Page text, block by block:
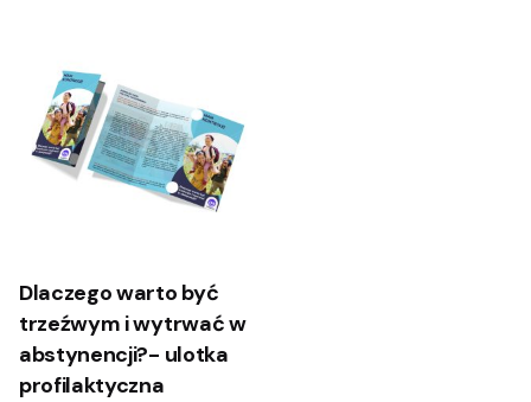
Dlaczego warto być
trzeźwym i wytrwać w
abstynencji?- ulotka
profilaktyczna